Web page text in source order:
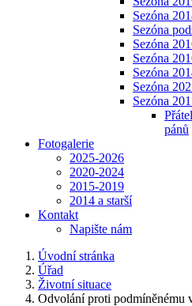
Sezóna
Sezóna
Sezóna
Sezóna
Sezóna
Sezóna
Sezóna
pánů
Fotogalerie
2025-2026
2020-2024
2015-2019
2014 a starší
Kontakt
Napište nám
Úvodní stránka
Úřad
Životní situace
Odvolání proti podmíněnému